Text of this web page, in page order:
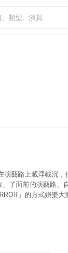
演藝路上載浮載沉
了面前的演藝路
」的方式娛樂大